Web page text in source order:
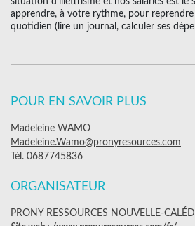
apprendre, à votre rythme, pour
quotidien (lire un journal, calculer ses
POUR EN SAVOIR PLUS
Madeleine WAMO
Madeleine.Wamo@pronyresources.com
Tél. 0687745836
ORGANISATEUR
PRONY RESSOURCES NOUVELLE-